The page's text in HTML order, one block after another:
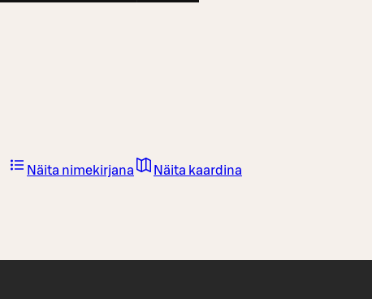
Näita nimekirjana Näita kaardina